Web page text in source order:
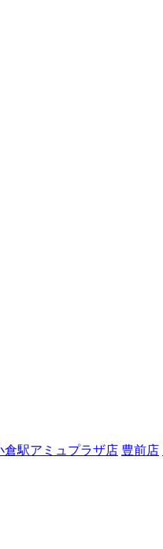
倉駅アミュプラザ店 豊前店